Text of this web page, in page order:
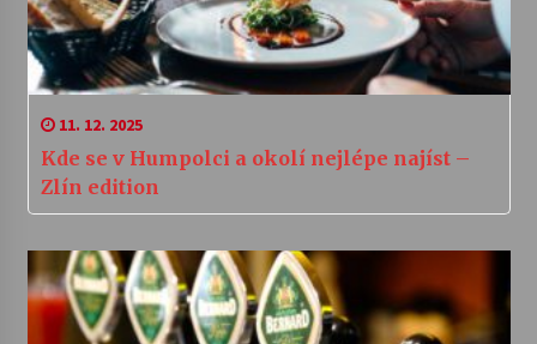
11. 12. 2025
Kde se v Humpolci a okolí nejlépe najíst –
Zlín edition